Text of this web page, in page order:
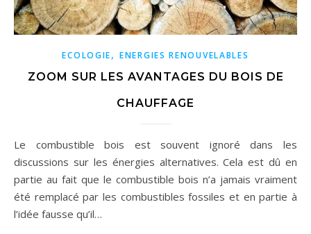
ECOLOGIE,ENERGIES RENOUVELABLES
ZOOM SUR LES AVANTAGES DU BOIS DE
CHAUFFAGE
Le combustible bois est souvent ignoré dans les
discussions sur les énergies alternatives. Cela est dû en
partie au fait que le combustible bois n’a jamais vraiment
été remplacé par les combustibles fossiles et en partie à
l’idée fausse qu’il…